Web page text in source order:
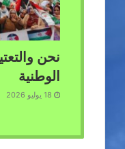
نحن
الوطنية
18 يوليو 2026